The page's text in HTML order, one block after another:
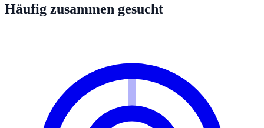
Häufig zusammen gesucht